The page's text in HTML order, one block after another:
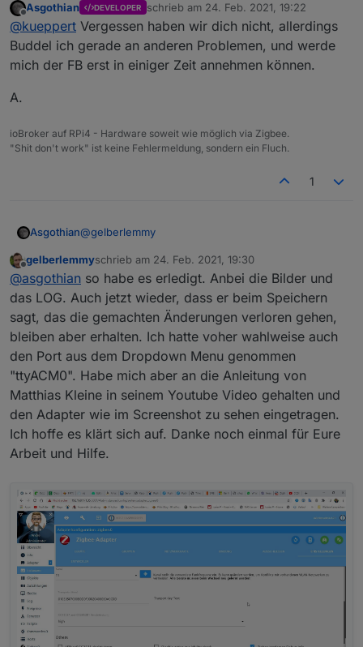
@asgothian @artecksoll ich ggf nen Github-
Issue bei Koenkk aufmachen hierzu?
bitte vergesst mich nicht. Wenn das ne längere
Sache ist, schicke ich lieber die FB wieder zurück
Offline
Asgothian DEVELOPER schrieb am 24. Feb. 2021, 19:22
zuletzt editiert von
@kueppert Vergessen haben wir dich nicht, allerdings
Buddel ich gerade an anderen Problemen, und werde
mich der FB erst in einiger Zeit annehmen können.
A.
ioBroker auf RPi4 - Hardware soweit wie möglich via Zigbee.
"Shit don't work" ist keine Fehlermeldung, sondern ein Fluch.
1
Asgothian@gelberlemmy
Mach bitte folgendes:
zigbee adapter anhalten
zigbee stick abstöpseln
60 sekunden warten
zigbee stick einstecken
auf der Konsole verifizieren das der serielle Port
verfügbar ist.
im ioBroker: Log löschen
zigbee Adapter auf debug stellen
zigbee Adapter starten
60 sekunden warten
config Seite des Adapters aufrufen,
Konfiguration eintragen (screenshot machen
von den Einstellungen)
Log und screenshot posten.
A.
Offline
gelberlemmyschrieb am 24. Feb. 2021, 19:30
zuletzt editiert von
@asgothian so habe es erledigt. Anbei die Bilder und
das LOG. Auch jetzt wieder, dass er beim Speichern
sagt, das die gemachten Änderungen verloren gehen,
bleiben aber erhalten. Ich hatte voher wahlweise auch
den Port aus dem Dropdown Menu genommen
"ttyACM0". Habe mich aber an die Anleitung von
Matthias Kleine in seinem Youtube Video gehalten und
den Adapter wie im Screenshot zu sehen eingetragen.
Ich hoffe es klärt sich auf. Danke noch einmal für Eure
Arbeit und Hilfe.